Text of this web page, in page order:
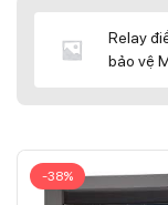
Relay
bảo vệ
-38%